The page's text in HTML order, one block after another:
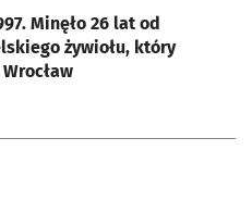
Minęło 26 lat od
żywiołu, który